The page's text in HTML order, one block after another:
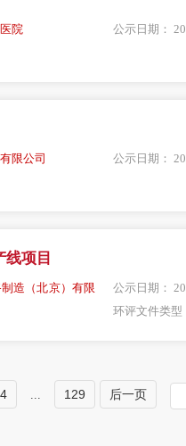
院 公示日期：
限公司 公示日期：
项目
造（北京）有限
公示日期：
环评文件类型
4 ... 129 后一页